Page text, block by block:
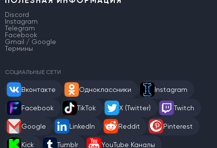
Discord
Instagram
Telegram
Facebook
Gmail / Google
Термины
СОЦИАЛЬНЫЕ СЕТИ
Вконтакте Одноклассники Instagram
Facebook TikTok X (Twitter) Twitch
Google LinkedIn Reddit Pinterest
Kick Tumblr YouTube Каналы